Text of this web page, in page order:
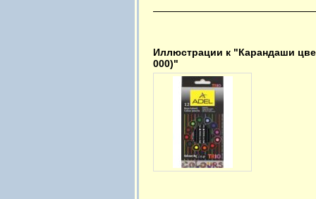
Иллюстрации к "Карандаши
000)"